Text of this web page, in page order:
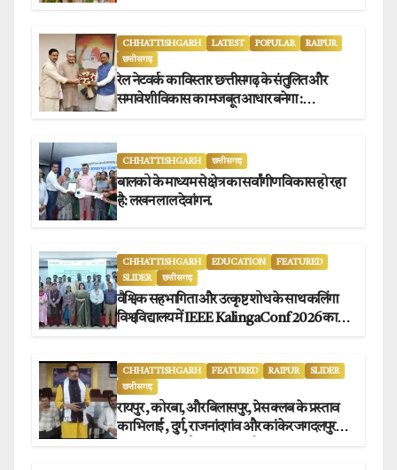
CHHATTISHGARH LATEST POPULAR
RAIPUR
छत्तीसगढ़
रेल नेटवर्क का विस्तार छत्तीसगढ़ के संतुलित और
समावेशी विकास का मजबूत आधार बनेगा :
CHHATTISHGARH छत्तीसगढ़
बालको के माध्यम से क्षेत्र का सर्वांगीण विकास हो रहा
है: लखन लाल देवांगन.
CHHATTISHGARH EDUCATION
FEATURED
SLIDER
छत्तीसगढ़
वैश्विक सहभागिता और उत्कृष्ट शोध के साथ कलिंगा
विश्वविद्यालय में IEEE KalingaConf 2026 का
CHHATTISHGARH FEATURED RAIPUR
SLIDER
छत्तीसगढ़
रायपुर , कोरबा, और बिलासपुर, प्रेस क्लब के प्रस्ताव
का भिलाई , दुर्ग, राजनांदगांव और कांकेर जगदलपुर